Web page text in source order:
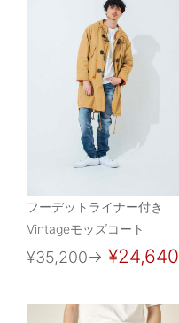
フーデットライナー付き
Vintageモッズコート
¥35,200→ ¥24,640